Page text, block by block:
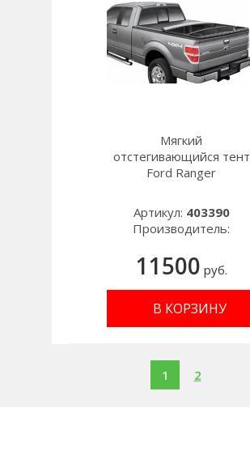
Мягкий
отстегивающийся тент
Ford Ranger
Артикул: 403390
Производитель:
11500 руб.
В КОРЗИНУ
1 2